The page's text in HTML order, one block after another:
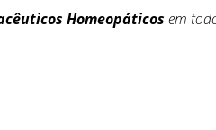
Homeopáticos em